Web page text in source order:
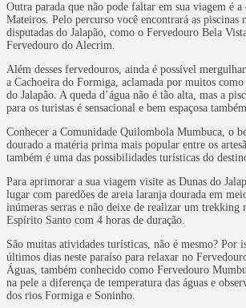
Outra parada que não pode faltar em sua viagem é a
Mateiros. Pelo percurso você encontrará as piscinas
disputadas do Jalapão, como o Fervedouro Bela
Fervedouro do Alecrim.
Além desses fervedouros, ainda é possível
a Cachoeira do Formiga, aclamada por muitos
do Jalapão. A queda d’água não é tão alta, mas a
para os turistas é sensacional e bem espaçosa
Conhecer a Comunidade Quilombola Mumbuca, o
dourado a matéria prima mais popular entre os
também é uma das possibilidades turísticas do
Para aprimorar a sua viagem visite as Dunas do
lugar com paredões de areia laranja dourada em
inúmeras serras e não deixe de realizar um trekking
Espírito Santo com 4 horas de duração.
São muitas atividades turísticas, não é mesmo? Por
últimos dias neste paraíso para relaxar no
Águas, também conhecido como Fervedouro
na pele a diferença de temperatura das águas e
dos rios Formiga e Soninho.